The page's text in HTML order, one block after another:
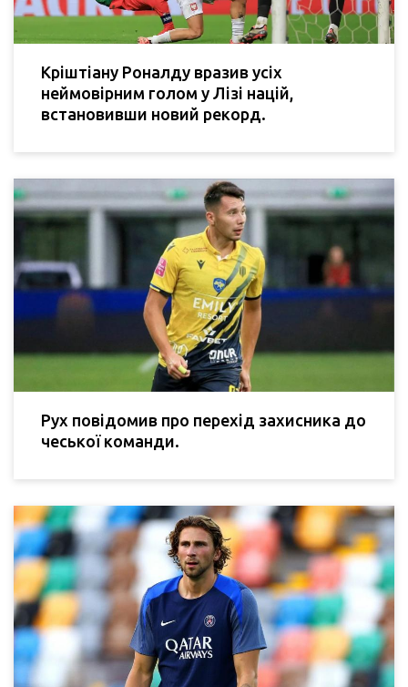
Кріштіану Роналду вразив усіх
неймовірним голом у Лізі націй,
встановивши новий рекорд.
Рух повідомив про перехід захисника до
чеської команди.